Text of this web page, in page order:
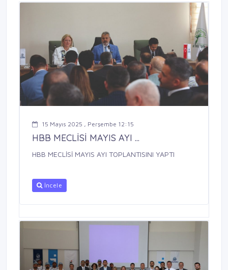
15 Mayıs 2025 , Perşembe 12:15
HBB MECLİSİ MAYIS AYI ...
HBB MECLİSİ MAYIS AYI TOPLANTISINI YAPTI
İncele